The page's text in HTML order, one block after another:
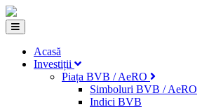
Acasă
Investiții
Piața BVB / AeRO
Simboluri BVB / AeRO
Indici BVB